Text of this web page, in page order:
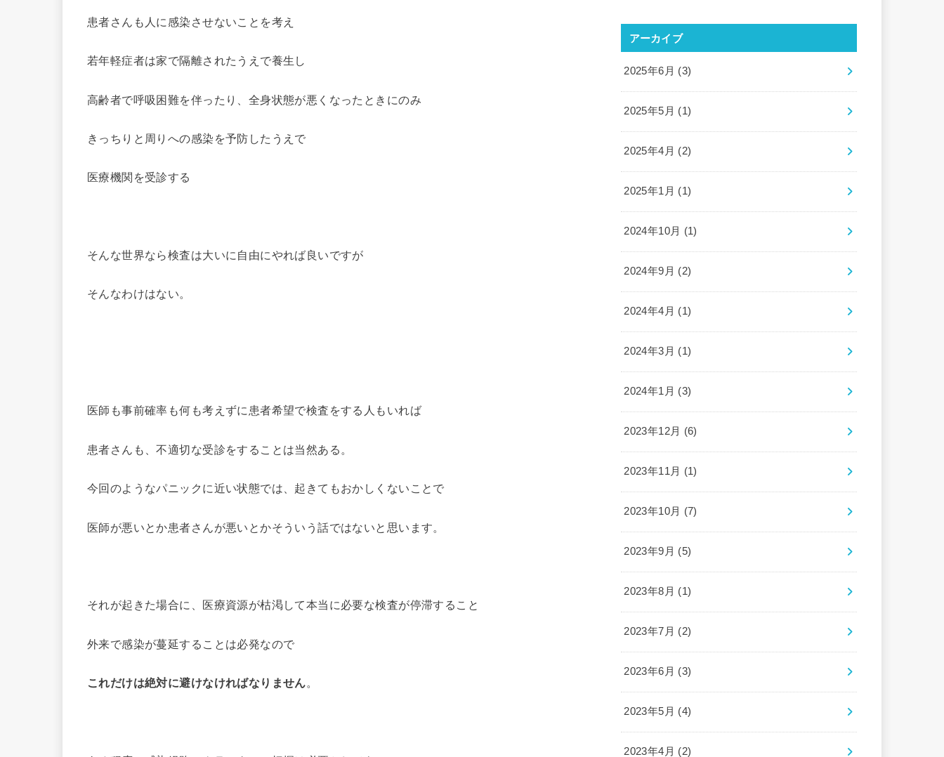
患者さんも人に感染させないことを考え
若年軽症者は家で隔離されたうえで養生し
高齢者で呼吸困難を伴ったり、全身状態が悪くなったときにのみ
きっちりと周りへの感染を予防したうえで
医療機関を受診する
そんな世界なら検査は大いに自由にやれば良いですが
そんなわけはない。
医師も事前確率も何も考えずに患者希望で検査をする人もいれば
患者さんも、不適切な受診をすることは当然ある。
今回のようなパニックに近い状態では、起きてもおかしくないことで
医師が悪いとか患者さんが悪いとかそういう話ではないと思います。
それが起きた場合に、医療資源が枯渇して本当に必要な検査が停滞すること
外来で感染が蔓延することは必発なので
これだけは絶対に避けなければなりません。
アーカイブ
2025年6月 (3)
2025年5月 (1)
2025年4月 (2)
2025年1月 (1)
2024年10月 (1)
2024年9月 (2)
2024年4月 (1)
2024年3月 (1)
2024年1月 (3)
2023年12月 (6)
2023年11月 (1)
2023年10月 (7)
2023年9月 (5)
2023年8月 (1)
2023年7月 (2)
2023年6月 (3)
2023年5月 (4)
2023年4月 (2)